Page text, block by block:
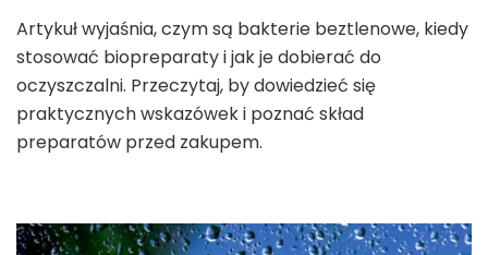
Artykuł wyjaśnia, czym są bakterie beztlenowe, kiedy
stosować biopreparaty i jak je dobierać do
oczyszczalni. Przeczytaj, by dowiedzieć się
praktycznych wskazówek i poznać skład
preparatów przed zakupem.